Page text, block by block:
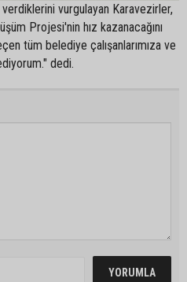
verdiklerini vurgulayan Karavezirler,
Projesi'nin hız kazanacağını
tüm belediye çalışanlarımıza ve
dedi.